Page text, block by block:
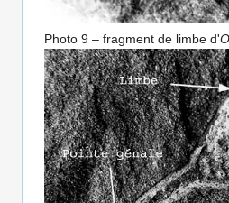
Photo 9 – fragment de limbe d'